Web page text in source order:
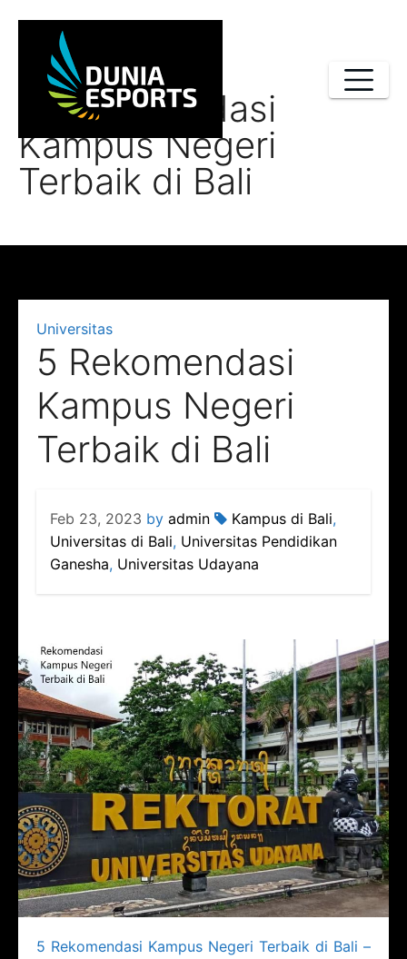
content
5 Rekomendasi
Kampus Negeri
Terbaik di Bali
Universitas
5 Rekomendasi
Kampus Negeri
Terbaik di Bali
Feb 23, 2023 by admin Kampus di Bali,
Universitas di Bali, Universitas Pendidikan
Ganesha, Universitas Udayana
5 Rekomendasi Kampus Negeri Terbaik di Bali –